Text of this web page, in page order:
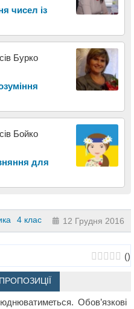
чисел із
Бурко
Бойко
для
4 клас 12 Грудня 2016
()
Обов’язкові